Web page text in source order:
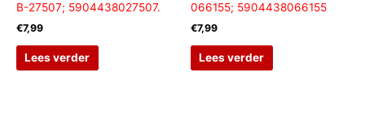
B-27507; 5904438027507.
€7,99
Lees verder
066155; 5904438066155
€7,99
Lees verder